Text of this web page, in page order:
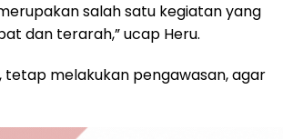
salah satu kegiatan yang
dan terarah,” ucap Heru.
melakukan pengawasan, agar